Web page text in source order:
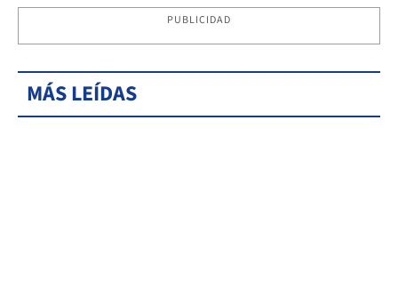
PUBLICIDAD
MÁS LEÍDAS